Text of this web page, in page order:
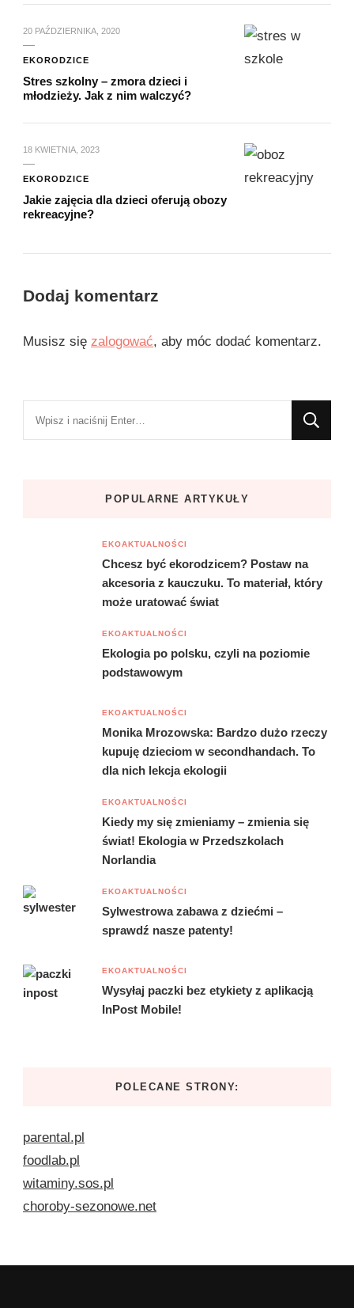
20 PAŹDZIERNIKA, 2020
EKORODZICE
Stres szkolny – zmora dzieci i
młodzieży. Jak z nim walczyć?
18 KWIETNIA, 2023
EKORODZICE
Jakie zajęcia dla dzieci oferują obozy
rekreacyjne?
Dodaj komentarz
Musisz się zalogować, aby móc dodać komentarz.
POPULARNE ARTYKUŁY
EKOAKTUALNOŚCI
Chcesz być ekorodzicem? Postaw na
akcesoria z kauczuku. To materiał, który
może uratować świat
EKOAKTUALNOŚCI
Ekologia po polsku, czyli na poziomie
podstawowym
EKOAKTUALNOŚCI
Monika Mrozowska: Bardzo dużo rzeczy
kupuję dzieciom w secondhandach. To
dla nich lekcja ekologii
EKOAKTUALNOŚCI
Kiedy my się zmieniamy – zmienia się
świat! Ekologia w Przedszkolach
Norlandia
EKOAKTUALNOŚCI
Sylwestrowa zabawa z dziećmi –
sprawdź nasze patenty!
EKOAKTUALNOŚCI
Wysyłaj paczki bez etykiety z aplikacją
InPost Mobile!
POLECANE STRONY:
parental.pl
foodlab.pl
witaminy.sos.pl
choroby-sezonowe.net